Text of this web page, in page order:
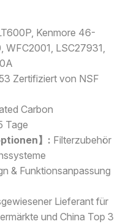
Kenmore 46-
LSC27931,
Zertifiziert von NSF
Carbon
Tage
】: Filterzubehör
& Funktionsanpassung
Lieferant für
und China Top 3